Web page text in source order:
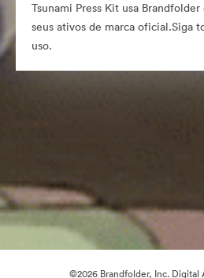
Tsunami Press Kit usa
seus ativos de marca oficial.Siga
uso.
©2026 Brandfolder, Inc. Digital